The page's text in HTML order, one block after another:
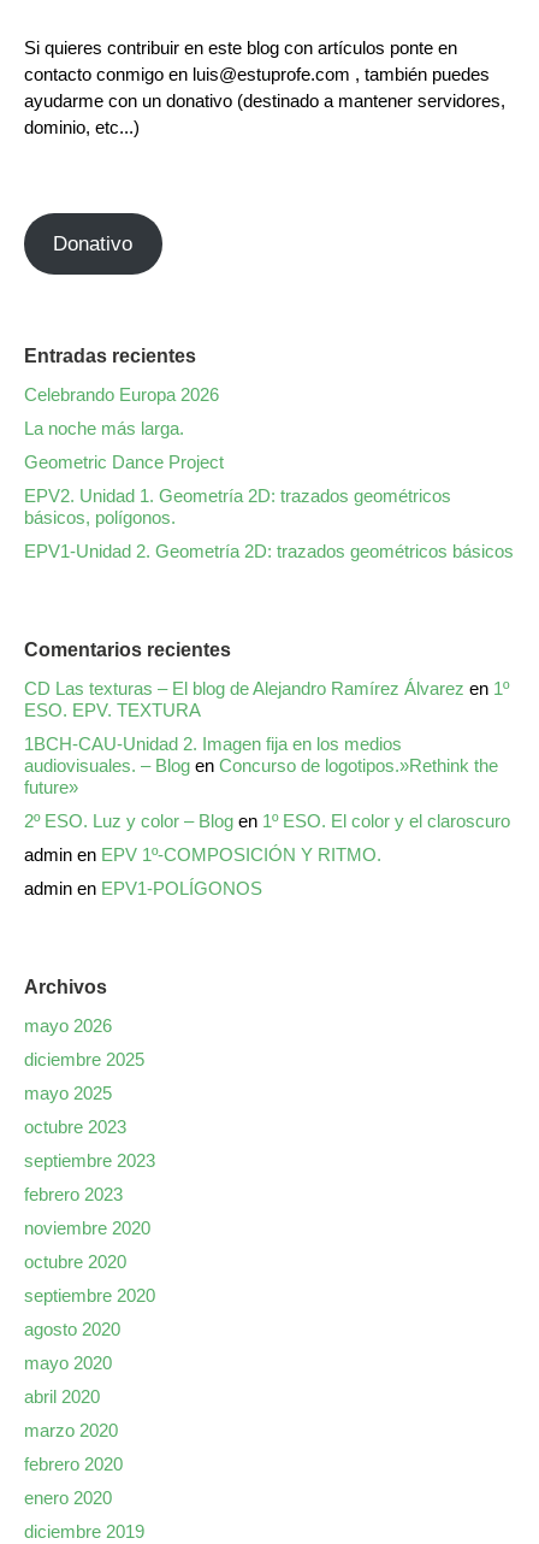
Si quieres contribuir en este blog con artículos ponte en
contacto conmigo en luis@estuprofe.com , también puedes
ayudarme con un donativo (destinado a mantener servidores,
dominio, etc...)
Donativo
Entradas recientes
Celebrando Europa 2026
La noche más larga.
Geometric Dance Project
EPV2. Unidad 1. Geometría 2D: trazados geométricos
básicos, polígonos.
EPV1-Unidad 2. Geometría 2D: trazados geométricos básicos
Comentarios recientes
CD Las texturas – El blog de Alejandro Ramírez Álvarez en 1º
ESO. EPV. TEXTURA
1BCH-CAU-Unidad 2. Imagen fija en los medios
audiovisuales. – Blog en Concurso de logotipos.»Rethink the
future»
2º ESO. Luz y color – Blog en 1º ESO. El color y el claroscuro
admin en EPV 1º-COMPOSICIÓN Y RITMO.
admin en EPV1-POLÍGONOS
Archivos
mayo 2026
diciembre 2025
mayo 2025
octubre 2023
septiembre 2023
febrero 2023
noviembre 2020
octubre 2020
septiembre 2020
agosto 2020
mayo 2020
abril 2020
marzo 2020
febrero 2020
enero 2020
diciembre 2019